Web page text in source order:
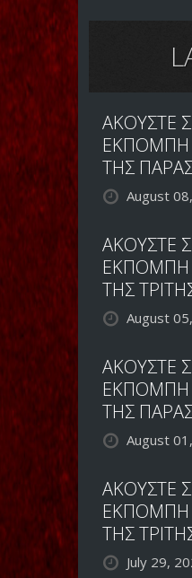
ΑΚΟΥΣΤΕ
ΕΚΠΟΜΠΗ
ΤΗΣ
August
ΑΚΟΥΣΤΕ
ΕΚΠΟΜΠΗ
ΤΗΣ
August
ΑΚΟΥΣΤΕ
ΕΚΠΟΜΠΗ
ΤΗΣ
August
ΑΚΟΥΣΤΕ
ΕΚΠΟΜΠΗ
ΤΗΣ
July 29,